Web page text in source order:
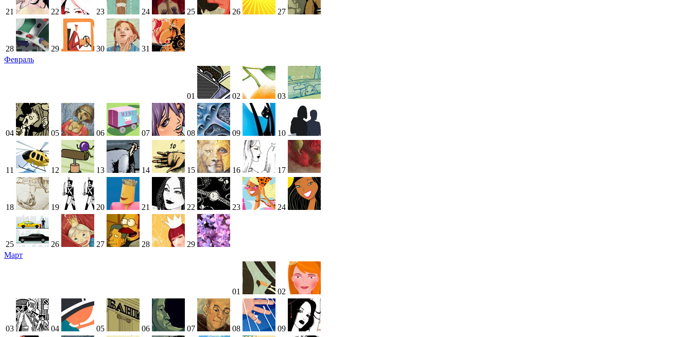
21 22 23 24 25 26 27
28 29 30
31
Февраль
01 02 03
04 05 06 07 08 09 10
11 12 13 14 15 16 17
18 19 20 21 22 23 24
25 26 27 28
29
Март
01 02
03 04 05 06 07 08 09